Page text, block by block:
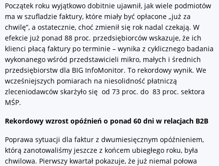
Początek roku wyjątkowo dobitnie ujawnił, jak wiele podmiotów
ma w szufladzie faktury, które miały być opłacone „już za
chwilę”, a ostatecznie, choć zmienił się rok nadal czekają. W
efekcie już ponad 88 proc. przedsiębiorców wskazuje, że ich
klienci płacą faktury po terminie – wynika z cyklicznego badania
wykonanego wśród przedstawicieli mikro, małych i średnich
przedsiębiorstw dla BIG InfoMonitor. To rekordowy wynik. We
wcześniejszych pomiarach na niesolidność płatniczą
zleceniodawców skarżyło się od 73 proc. do 83 proc. sektora
MŚP.
Rekordowy wzrost opóźnień o ponad 60 dni w relacjach B2B
Poprawa sytuacji dla faktur z dwumiesięcznym opóźnieniem,
którą zanotowaliśmy jeszcze z końcem ubiegłego roku, była
chwilowa. Pierwszy kwartał pokazuje, że już niemal połowa